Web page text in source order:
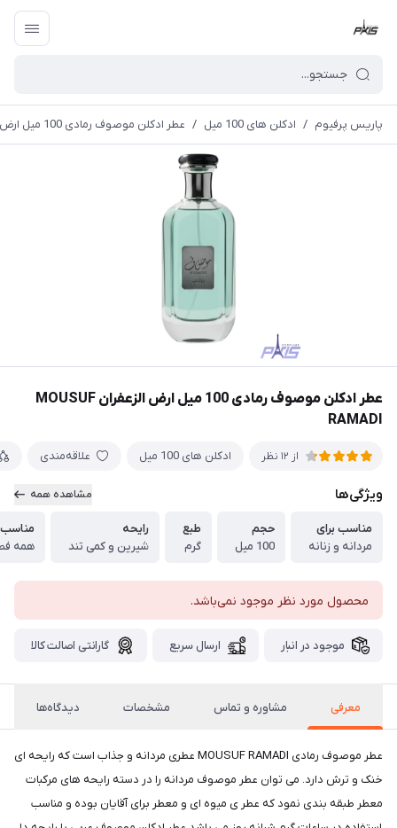
پاریس پرفیوم / ادکلن های 100 میل / عطر ادکلن موصوف رمادی 100 میل ارض الزعفران MOUSUF RAMADI
عطر ادکلن موصوف رمادی 100 میل ارض الزعفران MOUSUF
RAMADI
از 12 نظر ادکلن های 100 میل علاقه‌مندی
ویژگی‌ها مشاهده همه
مناسب برای
مردانه و زنانه
حجم
100 میل
طبع
گرم
رایحه
شیرین و کمی تند
همه
محصول مورد نظر موجود نمی‌باشد.
موجود در انبار ارسال سریع گارانتی اصالت کالا
معرفی مشاوره و تماس مشخصات دیدگاه‌ها
عطر موصوف رمادی MOUSUF RAMADI عطری مردانه و جذاب است که رایحه ای
خنک و ترش دارد. می توان عطر موصوف مردانه را در دسته رایحه های مرکبات
معطر طبقه بندی نمود که عطر ی میوه ای و معطر برای آقایان بوده و مناسب